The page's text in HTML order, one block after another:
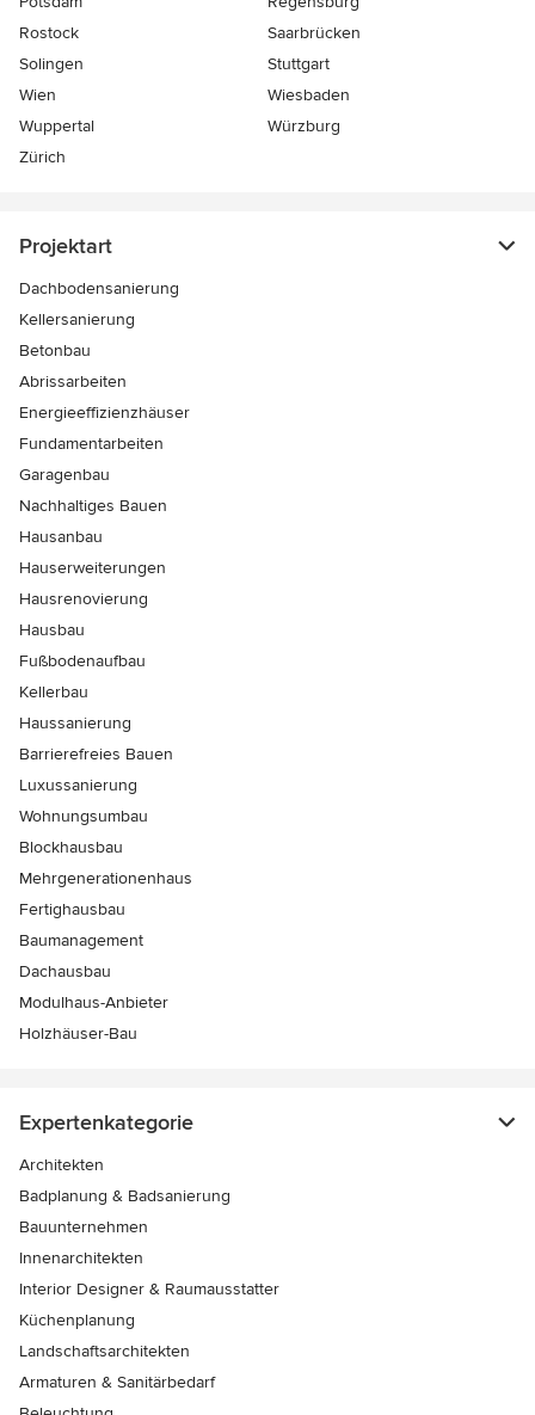
Rostock
Saarbrücken
Solingen
Stuttgart
Wien
Wiesbaden
Wuppertal
Würzburg
Zürich
Projektart
Dachbodensanierung
Kellersanierung
Betonbau
Abrissarbeiten
Energieeffizienzhäuser
Fundamentarbeiten
Garagenbau
Nachhaltiges Bauen
Hausanbau
Hauserweiterungen
Hausrenovierung
Hausbau
Fußbodenaufbau
Kellerbau
Haussanierung
Barrierefreies Bauen
Luxussanierung
Wohnungsumbau
Blockhausbau
Mehrgenerationenhaus
Fertighausbau
Baumanagement
Dachausbau
Modulhaus-Anbieter
Holzhäuser-Bau
Expertenkategorie
Architekten
Badplanung & Badsanierung
Bauunternehmen
Innenarchitekten
Interior Designer & Raumausstatter
Küchenplanung
Landschaftsarchitekten
Armaturen & Sanitärbedarf